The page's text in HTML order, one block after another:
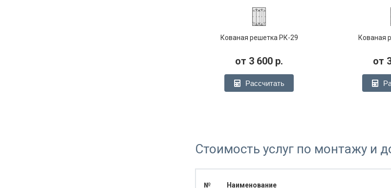
Кованая решетка РК-29
от 3 600 р.
Рассчитать
Кованая
от
Стоимость услуг по монтажу и
№ Наименование